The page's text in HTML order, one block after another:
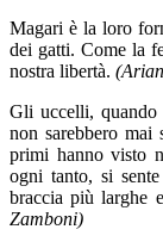
Magari è la loro
dei gatti. Come la
nostra libertà.
Gli uccelli,
non sarebbero mai
primi hanno visto
ogni tanto, si
braccia più larghe
Zamboni)